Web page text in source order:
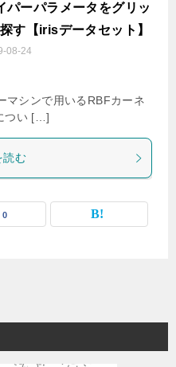
パーパラメータをグリッ
す【irisデータセット】
08-24
マシンで用いるRBFカーネ
つい […]
読む
0